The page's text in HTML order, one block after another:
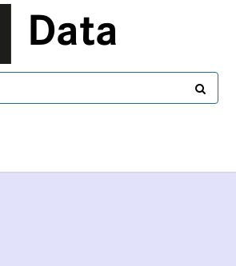
Data